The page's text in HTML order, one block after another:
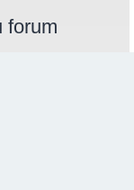
forum